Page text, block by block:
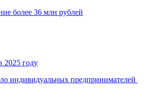
более 36 млн рублей
2025 году
индивидуальных предпринимателей